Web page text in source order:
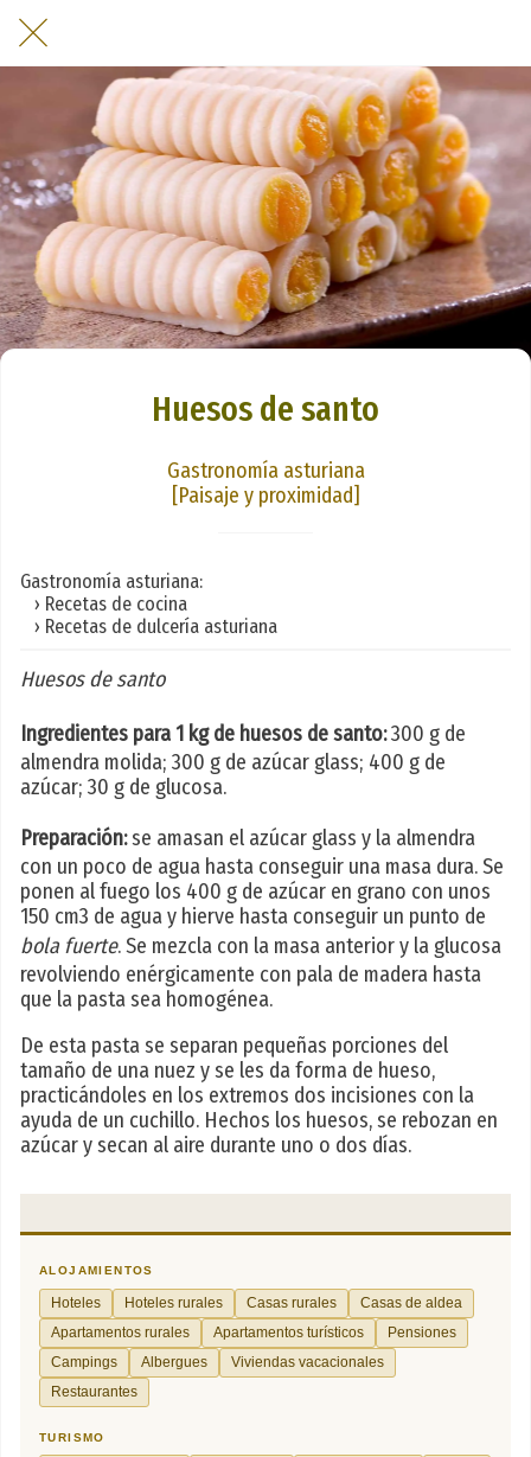
Huesos de santo
Gastronomía asturiana
[Paisaje y proximidad]
Gastronomía asturiana:
› Recetas de cocina
› Recetas de dulcería asturiana
Huesos de santo
Ingredientes para 1 kg de huesos de santo:300 g de
almendra molida; 300 g de azúcar glass; 400 g de
azúcar; 30 g de glucosa.
Preparación:se amasan el azúcar glass y la almendra
con un poco de agua hasta conseguir una masa dura. Se
ponen al fuego los 400 g de azúcar en grano con unos
150 cm3 de agua y hierve hasta conseguir un punto de
bola fuerte. Se mezcla con la masa anterior y la glucosa
revolviendo enérgicamente con pala de madera hasta
que la pasta sea homogénea.
De esta pasta se separan pequeñas porciones del
tamaño de una nuez y se les da forma de hueso,
practicándoles en los extremos dos incisiones con la
ayuda de un cuchillo. Hechos los huesos, se rebozan en
azúcar y secan al aire durante uno o dos días.